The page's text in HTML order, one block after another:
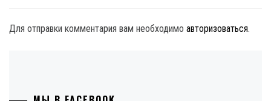
Для отправки комментария вам необходимо авторизоваться.